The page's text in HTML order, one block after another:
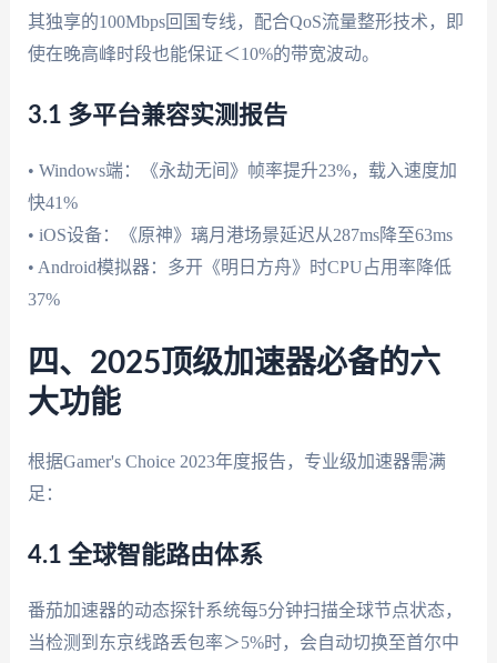
其独享的100Mbps回国专线，配合QoS流量整形技术，即
使在晚高峰时段也能保证＜10%的带宽波动。
3.1 多平台兼容实测报告
• Windows端：《永劫无间》帧率提升23%，载入速度加
快41%
• iOS设备：《原神》璃月港场景延迟从287ms降至63ms
• Android模拟器：多开《明日方舟》时CPU占用率降低
37%
四、2025顶级加速器必备的六
大功能
根据Gamer's Choice 2023年度报告，专业级加速器需满
足：
4.1 全球智能路由体系
番茄加速器的动态探针系统每5分钟扫描全球节点状态，
当检测到东京线路丢包率＞5%时，会自动切换至首尔中